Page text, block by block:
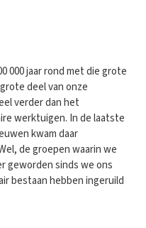
000 jaar rond met die grote
deel van onze
verder dan het
werktuigen. In de laatste
kwam daar
de groepen waarin we
geworden sinds we ons
bestaan hebben ingeruild